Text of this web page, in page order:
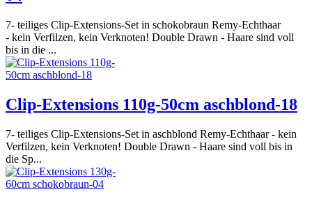
7- teiliges Clip-Extensions-Set in schokobraun Remy-Echthaar
- kein Verfilzen, kein Verknoten! Double Drawn - Haare sind voll
bis in die ...
Clip-Extensions 110g-50cm aschblond-18
7- teiliges Clip-Extensions-Set in aschblond Remy-Echthaar - kein
Verfilzen, kein Verknoten! Double Drawn - Haare sind voll bis in
die Sp...